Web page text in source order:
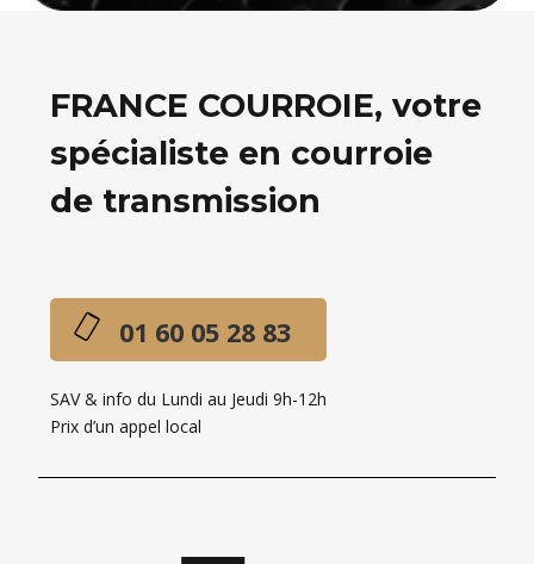
FRANCE COURROIE, votre
spécialiste en courroie
de transmission
01 60 05 28 83
SAV & info du Lundi au Jeudi 9h-12h
Prix d’un appel local